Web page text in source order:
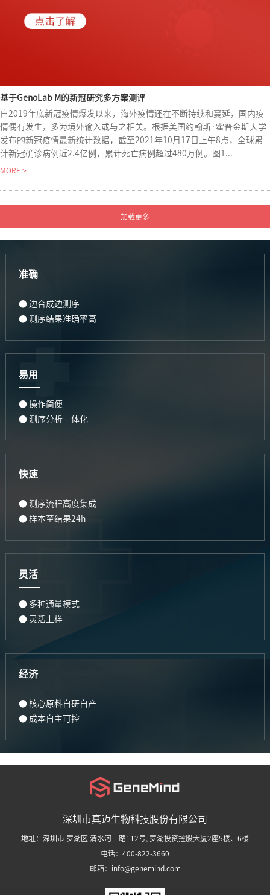
基于GenoLab M的新冠研究多方案测评
自2019年底新冠疫情爆发以来，海外疫情还在不断持续和蔓延，国内疫
情偶有发生，多为境外输入或与之相关。根据美国约翰斯·霍普金斯大学
发布的新冠疫情最新统计数据，截至2021年10月17日上午8点，全球累
计新冠确诊病例近2.4亿例，累计死亡病例超过480万例。图1...
MORE >
准确
● 边合成边测序
● 测序结果准确率高
易用
● 操作简便
● 测序分析一体化
快速
● 测序流程高度集成
● 样本至结果24h
灵活
● 多种通量模式
● 灵活上样
经济
● 核心原料自研自产
● 成本自主可控
深圳市真迈生物科技股份有限公司
地址：深圳市 罗湖区 清水河一路112号, 罗湖投资控股大厦2座5楼、6楼
电话：400-822-3660
邮箱：info@genemind.com